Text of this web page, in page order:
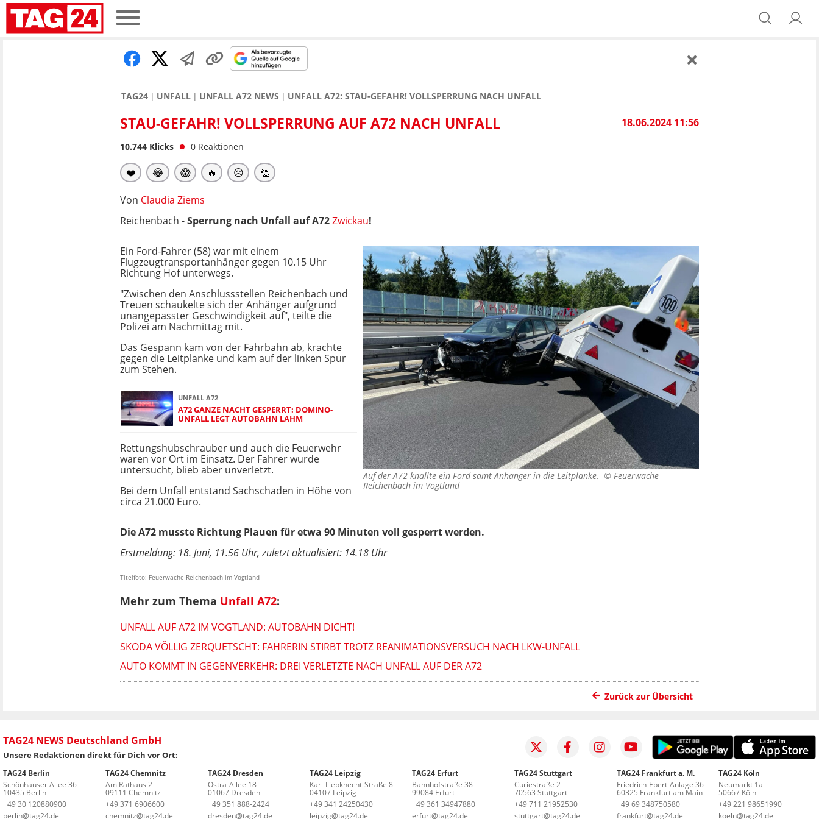
TAG24 UNFALL UNFALL A72 NEWS UNFALL A72: STAU-GEFAHR! VOLLSPERRUNG NACH UNFALL
18.06.2024 11:56
STAU-GEFAHR! VOLLSPERRUNG AUF A72 NACH UNFALL
10.744 Klicks 0 Reaktionen
❤️ 😂 😱 🔥 😥 👏
Von Claudia Ziems
Reichenbach -Sperrung nach Unfall auf A72Zwickau!
Auf der A72 knallte ein Ford samt Anhänger in die Leitplanke. © Feuerwache
Reichenbach im Vogtland
Ein Ford-Fahrer (58) war mit einem
Flugzeugtransportanhänger gegen 10.15 Uhr
Richtung Hof unterwegs.
"Zwischen den Anschlussstellen Reichenbach und
Treuen schaukelte sich der Anhänger aufgrund
unangepasster Geschwindigkeit auf", teilte die
Polizei am Nachmittag mit.
Das Gespann kam von der Fahrbahn ab, krachte
gegen die Leitplanke und kam auf der linken Spur
zum Stehen.
UNFALL A72
A72 GANZE NACHT GESPERRT: DOMINO-
UNFALL LEGT AUTOBAHN LAHM
Rettungshubschrauber und auch die Feuerwehr
waren vor Ort im Einsatz. Der Fahrer wurde
untersucht, blieb aber unverletzt.
Bei dem Unfall entstand Sachschaden in Höhe von
circa 21.000 Euro.
Die A72 musste Richtung Plauen für etwa 90 Minuten voll gesperrt werden.
Erstmeldung: 18. Juni, 11.56 Uhr, zuletzt aktualisiert: 14.18 Uhr
Titelfoto: Feuerwache Reichenbach im Vogtland
Mehr zum Thema Unfall A72:
UNFALL AUF A72 IM VOGTLAND: AUTOBAHN DICHT!
SKODA VÖLLIG ZERQUETSCHT: FAHRERIN STIRBT TROTZ REANIMATIONSVERSUCH NACH LKW-UNFALL
AUTO KOMMT IN GEGENVERKEHR: DREI VERLETZTE NACH UNFALL AUF DER A72
Zurück zur Übersicht
TAG24 NEWS Deutschland GmbH
Unsere Redaktionen direkt für Dich vor Ort:
TAG24 Berlin
Schönhauser Allee 36
10435 Berlin
+49 30 120880900
berlin@tag24.de
TAG24 Chemnitz
Am Rathaus 2
09111 Chemnitz
+49 371 6906600
chemnitz@tag24.de
TAG24 Dresden
Ostra-Allee 18
01067 Dresden
+49 351 888-2424
dresden@tag24.de
TAG24 Leipzig
Karl-Liebknecht-Straße 8
04107 Leipzig
+49 341 24250430
leipzig@tag24.de
TAG24 Erfurt
Bahnhofstraße 38
99084 Erfurt
+49 361 34947880
erfurt@tag24.de
TAG24 Stuttgart
Curiestraße 2
70563 Stuttgart
+49 711 21952530
stuttgart@tag24.de
TAG24 Frankfurt a. M.
Friedrich-Ebert-Anlage 36
60325 Frankfurt am Main
+49 69 348750580
frankfurt@tag24.de
TAG24 Köln
Neumarkt 1a
50667 Köln
+49 221 98651990
koeln@tag24.de